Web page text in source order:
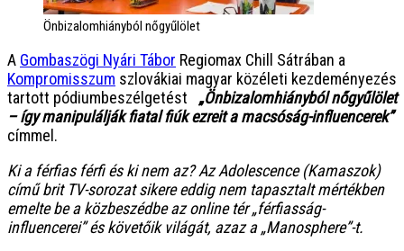
Önbizalomhiányból nőgyűlölet
A Gombaszögi Nyári Tábor Regiomax Chill Sátrában a
Kompromisszum szlovákiai magyar közéleti kezdeményezés
tartott pódiumbeszélgetést „Önbizalomhiányból nőgyűlölet
– így manipulálják fiatal fiúk ezreit a macsóság-influencerek”
címmel.
Ki a férfias férfi és ki nem az? Az Adolescence (Kamaszok)
című brit TV-sorozat sikere eddig nem tapasztalt mértékben
emelte be a közbeszédbe az online tér „férfiasság-
influencerei” és követőik világát, azaz a „Manosphere”-t.